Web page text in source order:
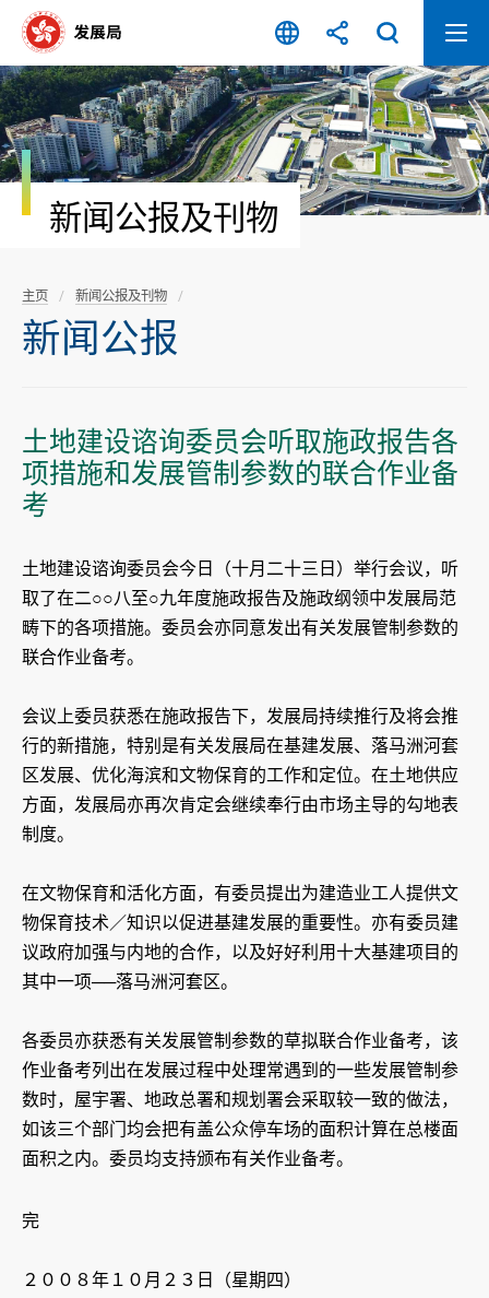
容
开
始
新闻公报及刊物
主页 新闻公报及刊物
新闻公报
土地建设谘询委员会听取施政报告各
项措施和发展管制参数的联合作业备
考
土地建设谘询委员会今日（十月二十三日）举行会议，听
取了在二○○八至○九年度施政报告及施政纲领中发展局范
畴下的各项措施。委员会亦同意发出有关发展管制参数的
联合作业备考。
会议上委员获悉在施政报告下，发展局持续推行及将会推
行的新措施，特别是有关发展局在基建发展、落马洲河套
区发展、优化海滨和文物保育的工作和定位。在土地供应
方面，发展局亦再次肯定会继续奉行由市场主导的勾地表
制度。
在文物保育和活化方面，有委员提出为建造业工人提供文
物保育技术／知识以促进基建发展的重要性。亦有委员建
议政府加强与内地的合作，以及好好利用十大基建项目的
其中一项──落马洲河套区。
各委员亦获悉有关发展管制参数的草拟联合作业备考，该
作业备考列出在发展过程中处理常遇到的一些发展管制参
数时，屋宇署、地政总署和规划署会采取较一致的做法，
如该三个部门均会把有盖公众停车场的面积计算在总楼面
面积之内。委员均支持颁布有关作业备考。
完
２００８年１０月２３日（星期四）